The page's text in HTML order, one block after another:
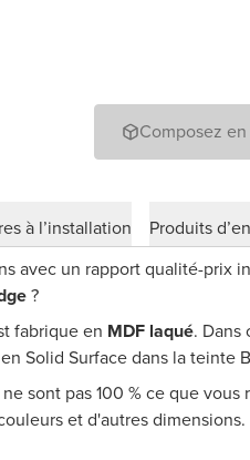
Composez
à l’installation Produits
avec un rapport qualité-prix
?
fabrique en MDF laqué. Dans
Solid Surface dans la teinte
sont pas 100 % ce que vous
et d'autres